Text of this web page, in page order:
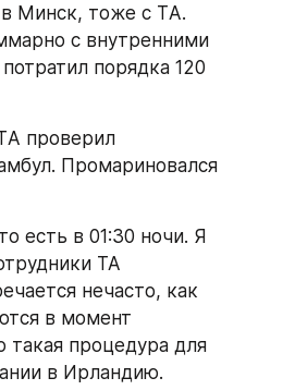
Минск, тоже с TА.
с внутренними
порядка 120
проверил
Промариновался
есть в 01:30 ночи. Я
ТА
нечасто, как
в момент
такая процедура для
в Ирландию.